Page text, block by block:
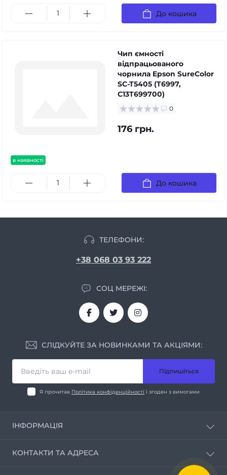
До кошика
в наявності
Чип ємності
відпрацьованого
чорнила Epson SureColor
SC-T5405 (T6997,
C13T699700)
0
176 грн.
До кошика
ТЕЛЕФОНИ:
+38 068 03 93 222
СОЦ МЕРЕЖІ:
СЛІДКУЙТЕ ЗА НОВИНКАМИ ТА АКЦІЯМИ:
Підпишіться
Я прочитав Політика конфіденційності і згоден з вимогами
ІНФОРМАЦІЯ
Умови співпраці
КОНТАКТИ ТА АДРЕСА